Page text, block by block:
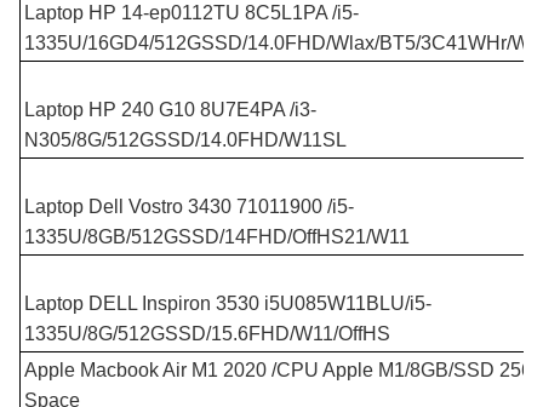
Laptop HP 14-ep0112TU 8C5L1PA /i5-
1335U/16GD4/512GSSD/14.0FHD/Wlax/BT5/3C41WHr/
Laptop HP 240 G10 8U7E4PA /i3-
N305/8G/512GSSD/14.0FHD/W11SL
Laptop Dell Vostro 3430 71011900 /i5-
1335U/8GB/512GSSD/14FHD/OffHS21/W11
Laptop DELL Inspiron 3530 i5U085W11BLU/i5-
1335U/8G/512GSSD/15.6FHD/W11/OffHS
Apple Macbook Air M1 2020 /CPU Apple M1/8GB/SSD
Space